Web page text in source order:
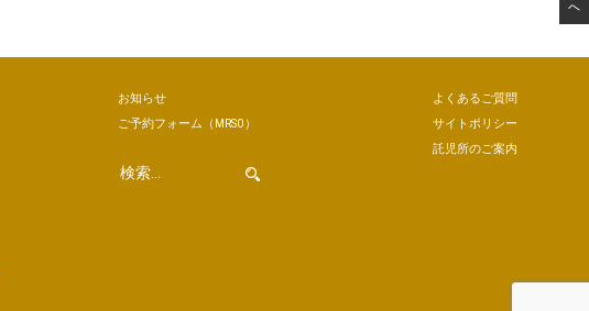
お知らせ
ご予約フォーム （MRSO）
よくあるご質問
サイトポリシー
託児所のご案内